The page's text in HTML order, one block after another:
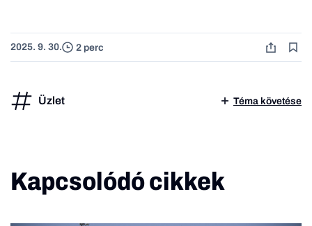
2025. 9. 30. 2 perc
Üzlet Téma követése
Kapcsolódó cikkek